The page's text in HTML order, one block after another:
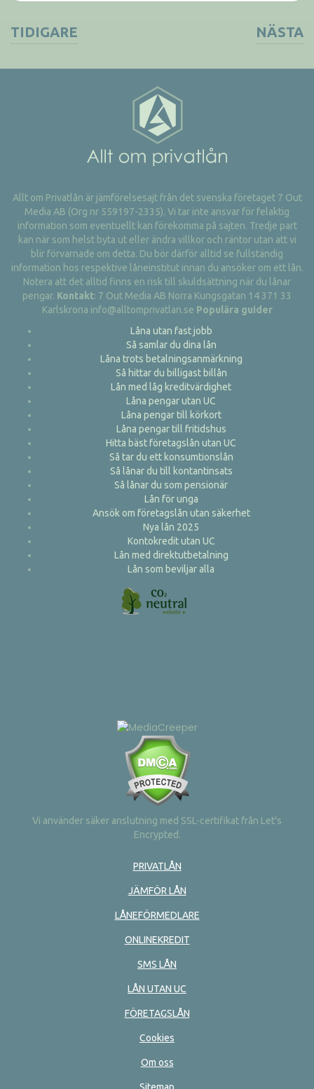
TIDIGARE NÄSTA
Allt om Privatlån är jämförelsesajt från det svenska företaget 7 Out
Media AB (Org nr 559197-2335). Vi tar inte ansvar för felaktig
information som eventuellt kan förekomma på sajten. Tredje part
kan när som helst byta ut eller ändra villkor och räntor utan att vi
blir förvarnade om detta. Du bör därför alltid se fullständig
information hos respektive låneinstitut innan du ansöker om ett lån.
Notera att det alltid finns en risk till skuldsättning när du lånar
pengar. Kontakt: 7 Out Media AB Norra Kungsgatan 14 371 33
Karlskrona info@alltomprivatlan.se Populära guider
Låna utan fast jobb
Så samlar du dina lån
Låna trots betalningsanmärkning
Så hittar du billigast billån
Lån med låg kreditvärdighet
Låna pengar utan UC
Låna pengar till körkort
Låna pengar till fritidshus
Hitta bäst företagslån utan UC
Så tar du ett konsumtionslån
Så lånar du till kontantinsats
Så lånar du som pensionär
Lån för unga
Ansök om företagslån utan säkerhet
Nya lån 2025
Kontokredit utan UC
Lån med direktutbetalning
Lån som beviljar alla
Vi använder säker anslutning med SSL-certifikat från Let's
Encrypted.
PRIVATLÅN
JÄMFÖR LÅN
LÅNEFÖRMEDLARE
ONLINEKREDIT
SMS LÅN
LÅN UTAN UC
FÖRETAGSLÅN
Cookies
Om oss